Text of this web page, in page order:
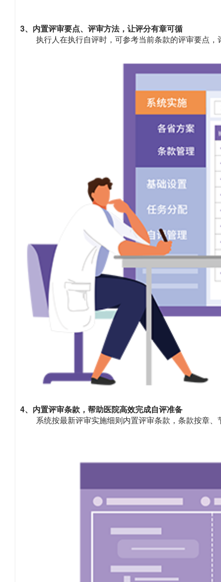
3、内置评审要点、评审方法，让评分有章可循
执行人在执行自评时，可参考当前条款的评审要点
4、内置评审条款，帮助医院高效完成自评准备
系统按最新评审实施细则内置评审条款，条款按章